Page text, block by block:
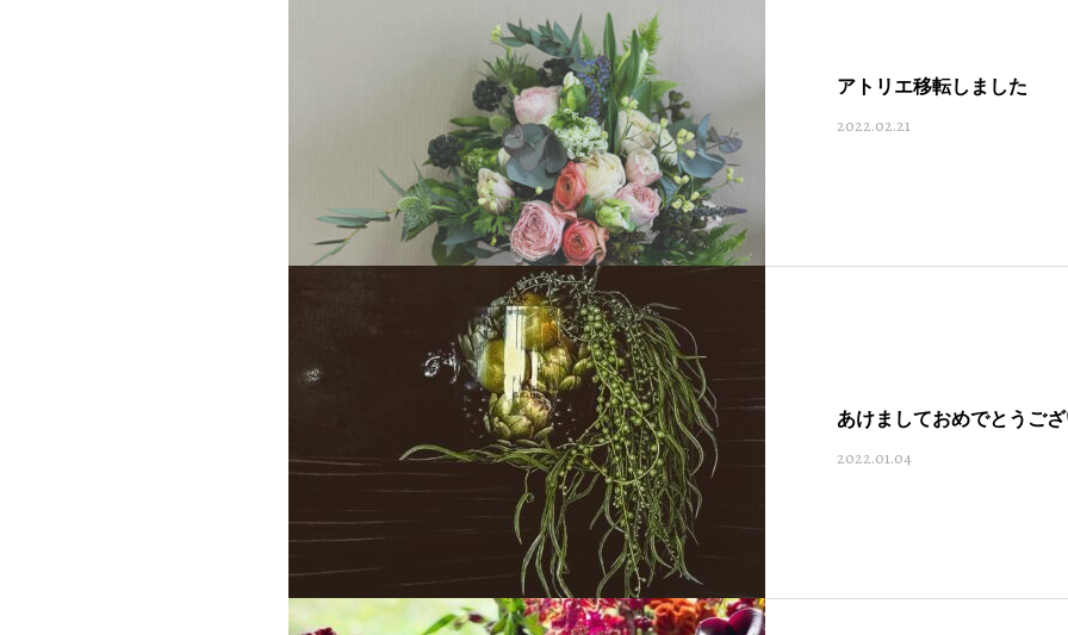
アトリエ移転しました
2022.02.21
あけましておめでとうご
2022.01.04